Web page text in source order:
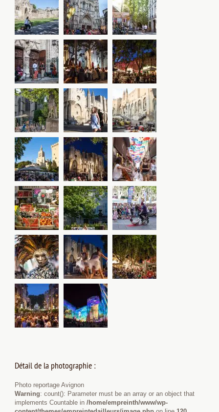
Détail de la photographie :
Photo reportage Avignon
Warning: count(): Parameter must be an array or an object that
implements Countable in /home/empreinth/www/wp-